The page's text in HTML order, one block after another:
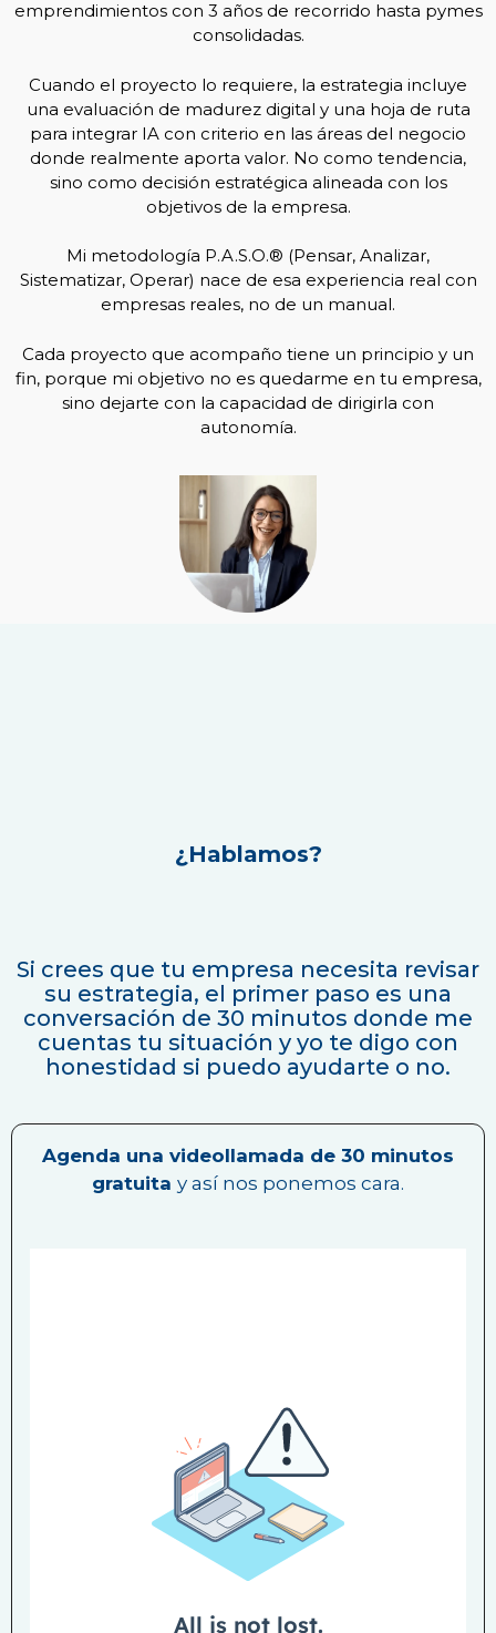
emprendimientos con 3 años de recorrido hasta pymes
consolidadas.
Cuando el proyecto lo requiere, la estrategia incluye
una evaluación de madurez digital y una hoja de ruta
para integrar IA con criterio en las áreas del negocio
donde realmente aporta valor. No como tendencia,
sino como decisión estratégica alineada con los
objetivos de la empresa.
Mi metodología P.A.S.O.® (Pensar, Analizar,
Sistematizar, Operar) nace de esa experiencia real con
empresas reales, no de un manual.
Cada proyecto que acompaño tiene un principio y un
fin, porque mi objetivo no es quedarme en tu empresa,
sino dejarte con la capacidad de dirigirla con
autonomía.
¿Hablamos?
Si crees que tu empresa necesita revisar
su estrategia, el primer paso es una
conversación de 30 minutos donde me
cuentas tu situación y yo te digo con
honestidad si puedo ayudarte o no.
Agenda una videollamada de 30 minutos
gratuita y así nos ponemos cara.